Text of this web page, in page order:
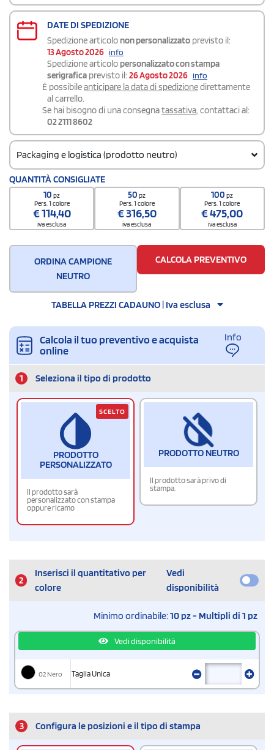
DATE DI SPEDIZIONE
Spedizione articolo non personalizzato previsto il:
13 Agosto 2026 info
Spedizione articolo personalizzato con stampa
serigrafica previsto il: 26 Agosto 2026 info
É possibileanticipare la data di spedizionedirettamente
al carrello.
Se hai bisogno di una consegnatassativa, contattaci al:
02 2111 8602
Packaging e logistica (prodotto neutro)
Codice doganale
62112000
QUANTITÀ CONSIGLIATE
10pz
Pers. 1 colore
€114,40
iva esclusa
50pz
Pers. 1 colore
€316,50
iva esclusa
100pz
Pers. 1 colore
€475,00
iva esclusa
ORDINA CAMPIONE
NEUTRO
CALCOLA PREVENTIVO
TABELLA PREZZI CADAUNO | Iva esclusa
Calcola il tuo preventivo e acquista
online
Info
1 Seleziona il tipo di prodotto
PRODOTTO
PERSONALIZZATO
Il prodotto sarà
personalizzato con stampa
oppure ricamo
SCELTO
PRODOTTO NEUTRO
Il prodotto sarà privo di
stampa.
2
Inserisci il quantitativo per
colore
Vedi
disponibilità
Minimo ordinabile:10 pz - Multipli di 1 pz
Vedi disponibilità
02 Nero Taglia Unica
3 Configura le posizioni e il tipo di stampa